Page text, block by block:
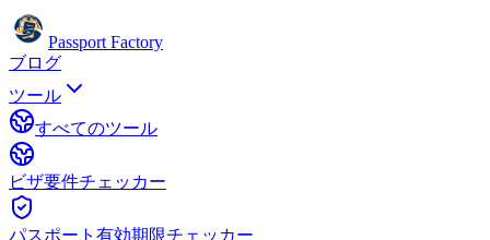
Passport Factory
ブログ
ツール
すべてのツール
ビザ要件チェッカー
パスポート有効期限チェッカー